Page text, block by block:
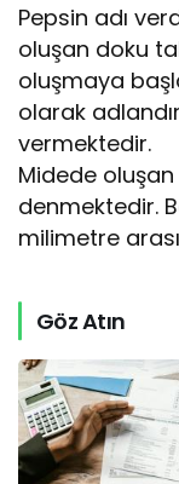
Pepsin adı
oluşan doku
oluşmaya
olarak
vermektedir.
Midede
denmektedir.
milimetre
Göz Atın